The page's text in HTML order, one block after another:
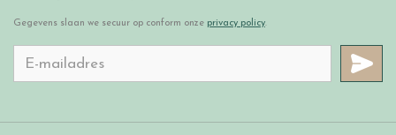
Gegevens slaan we secuur op conform onze privacy policy.